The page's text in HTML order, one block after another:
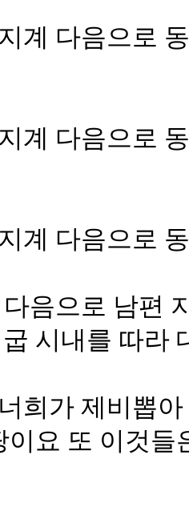
계 다음으로
계 다음으로
계 다음으로
다음으로 남편
시내를 따라
희가 제비뽑
이요 또 이것